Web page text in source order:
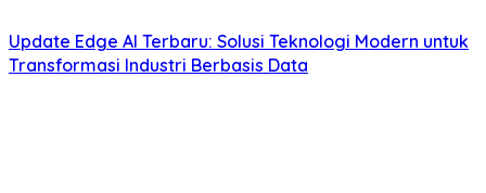
Update Edge AI Terbaru: Solusi Teknologi Modern untuk
Transformasi Industri Berbasis Data